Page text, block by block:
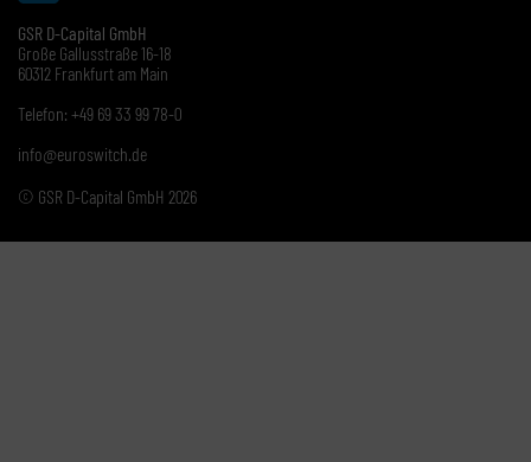
GSR D-Capital GmbH
Große Gallusstraße 16-18
60312 Frankfurt am Main
Telefon: +49 69 33 99 78-0
info@euroswitch.de
© GSR D-Capital GmbH 2026